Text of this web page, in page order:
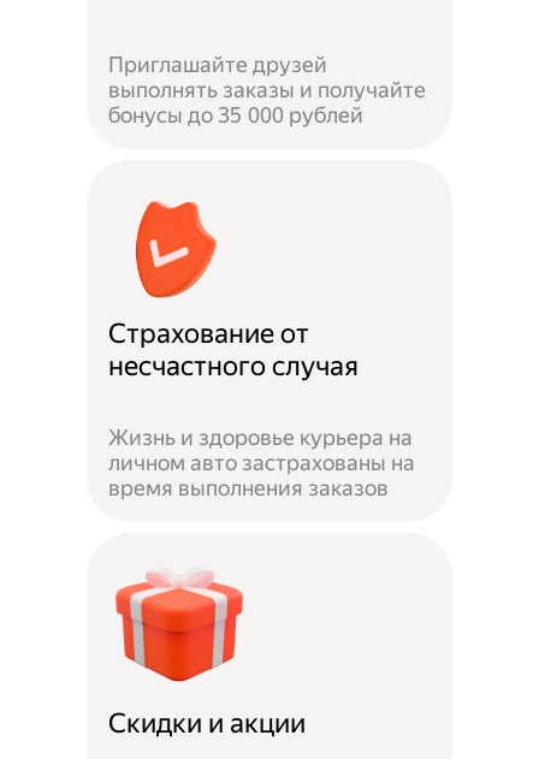
Приглашайте друзей
выполнять заказы и получайте
бонусы до 35 000 рублей
Страхование от
несчастного случая
Жизнь и здоровье курьера на
личном авто застрахованы на
время выполнения заказов
Скидки и акции